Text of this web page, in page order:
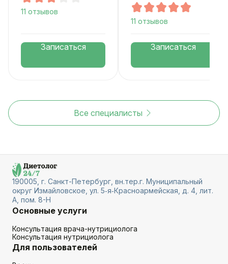
11 отзывов
Записаться
11 отзывов
Записаться
Все специалисты
190005, г. Санкт-Петербург, вн.тер.г. Муниципальный
округ Измайловское, ул. 5‑я‑Красноармейская, д. 4, лит.
А, пом. 8-Н
Основные услуги
Консультация врача-нутрициолога
Консультация нутрициолога
Для пользователей